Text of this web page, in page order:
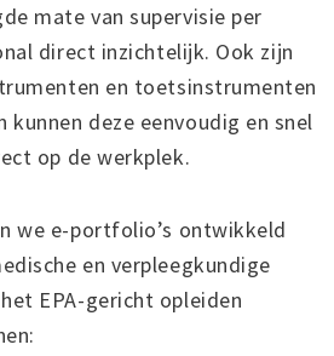
mate van supervisie per
direct inzichtelijk. Ook zijn
en toetsinstrumenten
kunnen deze eenvoudig en snel
op de werkplek.
we e-portfolio’s ontwikkeld
en verpleegkundige
EPA-gericht opleiden